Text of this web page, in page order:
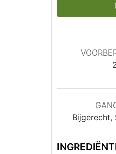
Bijgerecht,